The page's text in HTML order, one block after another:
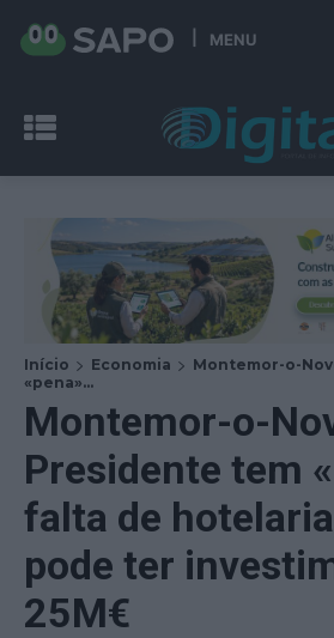
MENU
Início Economia
Montemor-o-
«pena»...
Montemor-o-
Presidente tem
falta de
pode ter
25M€